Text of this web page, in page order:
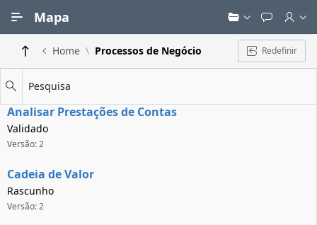
Mapa
Home Processos de Negócio Redefinir
Pesquisa
Analisar Prestações de Contas
Validado
Versão: 2
Cadeia de Valor
Rascunho
Versão: 2